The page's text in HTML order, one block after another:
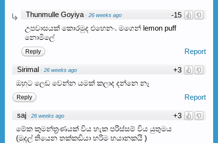
-15
Thunmulle Goyiya · 26 weeks ago
උපවාසයක් කොරමුද එහෙනං. මගෙන් lemon puff
නොමිලේ
Report
Reply
+3
Sirimal · 26 weeks ago
ඔහුට ලෙඩ වෙන්න යමක් කලාද දන්නෙ නෑ
Report
Reply
+3
saj · 26 weeks ago
මේක කුමන්ත්‍රණයක් විය හැක පරිස්සම් විය යුතුමය
(මුදල් තියෙන තක්කඩියා හරිම භයානකයි )